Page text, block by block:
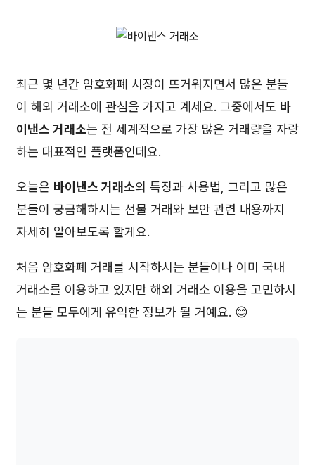
최근 몇 년간 암호화폐 시장이 뜨거워지면서 많은 분들
이 해외 거래소에 관심을 가지고 계세요. 그중에서도 바
이낸스 거래소는 전 세계적으로 가장 많은 거래량을 자랑
하는 대표적인 플랫폼인데요.
오늘은 바이낸스 거래소의 특징과 사용법, 그리고 많은
분들이 궁금해하시는 선물 거래와 보안 관련 내용까지
자세히 알아보도록 할게요.
처음 암호화폐 거래를 시작하시는 분들이나 이미 국내
거래소를 이용하고 있지만 해외 거래소 이용을 고민하시
는 분들 모두에게 유익한 정보가 될 거예요. 😊